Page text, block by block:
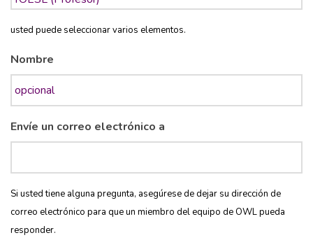
usted puede seleccionar varios elementos.
Nombre
Envíe un correo electrónico a
Si usted tiene alguna pregunta, asegúrese de dejar su dirección de
correo electrónico para que un miembro del equipo de OWL pueda
responder.